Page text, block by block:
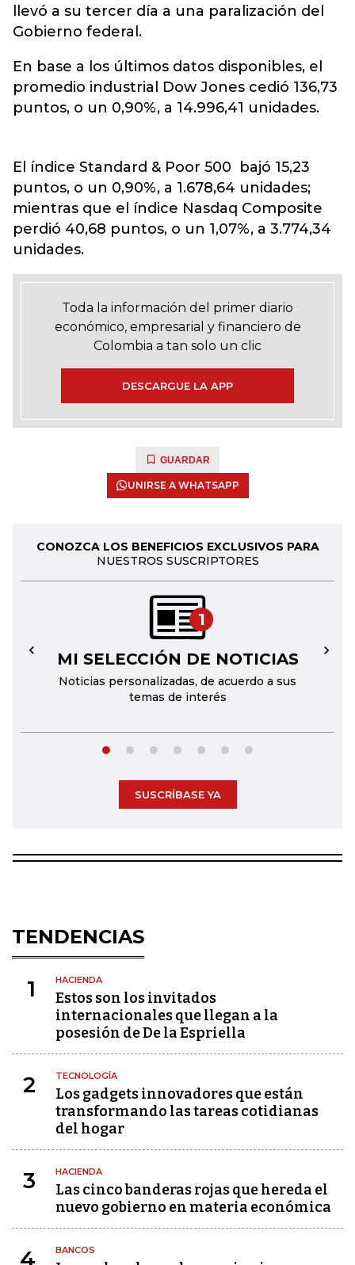
llevó a su tercer día a una paralización del
Gobierno federal.
En base a los últimos datos disponibles, el
promedio industrial Dow Jones cedió 136,73
puntos, o un 0,90%, a 14.996,41 unidades.
El índice Standard & Poor 500 bajó 15,23
puntos, o un 0,90%, a 1.678,64 unidades;
mientras que el índice Nasdaq Composite
perdió 40,68 puntos, o un 1,07%, a 3.774,34
unidades.
Toda la información del primer diario
económico, empresarial y financiero de
Colombia a tan solo un clic
DESCARGUE LA APP
GUARDAR
UNIRSE A WHATSAPP
CONOZCA LOS BENEFICIOS EXCLUSIVOS PARA
NUESTROS SUSCRIPTORES
1
MI SELECCIÓN DE NOTICIAS
Noticias personalizadas, de acuerdo a sus
temas de interés
← →
SUSCRÍBASE YA
TENDENCIAS
1 HACIENDA
Estos son los invitados
internacionales que llegan a la
posesión de De la Espriella
2 TECNOLOGÍA
Los gadgets innovadores que están
transformando las tareas cotidianas
del hogar
3 HACIENDA
Las cinco banderas rojas que hereda el
nuevo gobierno en materia económica
4 BANCOS